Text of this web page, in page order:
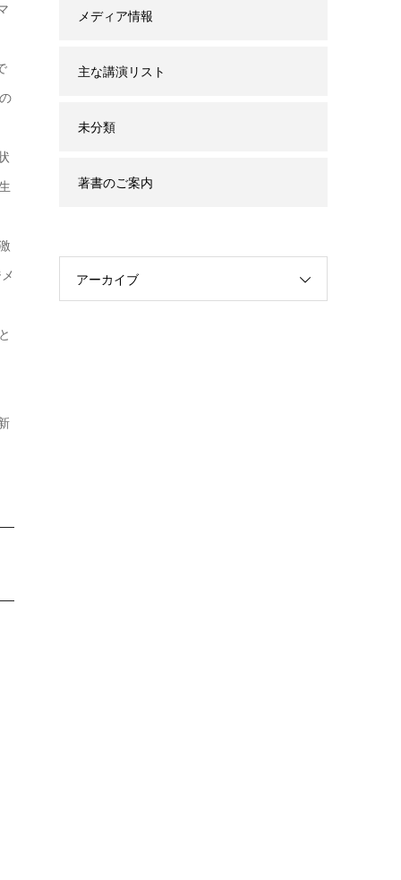
メディア情報
主な講演リスト
未分類
著書のご案内
アーカイブ